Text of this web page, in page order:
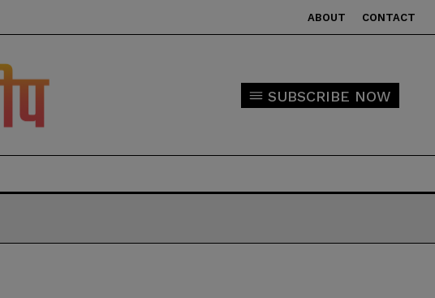
ABOUT CONTACT
SUBSCRIBE NOW